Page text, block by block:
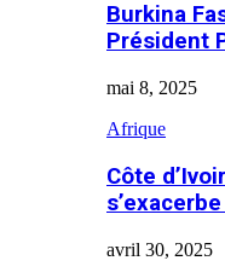
Burkina
Président
mai 8, 2025
Afrique
Côte
avril 30, 2025